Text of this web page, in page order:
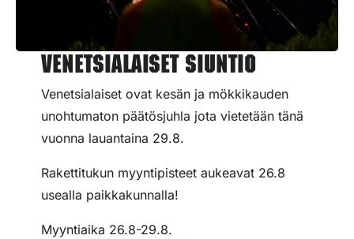
Venetsialaiset Siuntio
Venetsialaiset ovat kesän ja mökkikauden
unohtumaton päätösjuhla jota vietetään tänä
vuonna lauantaina 29.8.
Rakettitukun myyntipisteet aukeavat 26.8
usealla paikkakunnalla!
Myyntiaika 26.8-29.8.